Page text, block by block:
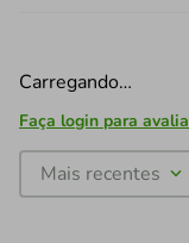
Carregando…
Faça login para
Mais recentes